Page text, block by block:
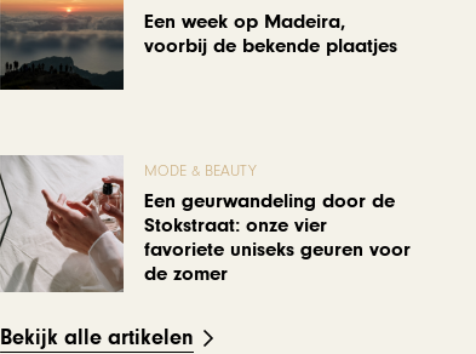
Een week op Madeira,
voorbij de bekende plaatjes
MODE & BEAUTY
Een geurwandeling door de
Stokstraat: onze vier
favoriete uniseks geuren voor
de zomer
Bekijk alle artikelen